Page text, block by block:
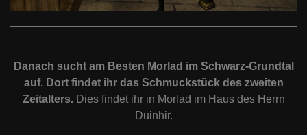
Danach sucht am Besten Morlad im Schwarz-Grundtal
auf. Dort findet ihr das Schmuckstück des zweiten
Zeitalters.Dies findet ihr in Morlad im Haus des Herrn
Duinhir.